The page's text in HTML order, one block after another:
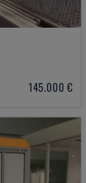
145.000 €